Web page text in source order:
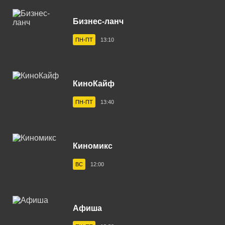
Верхняя Салда 102.6 FM
Владимир 102.9 FM
Волгоград 100.6 FM
Волгодонск 100.3 FM
Волхов 107.2 FM
Воркута 102.2 FM
Воткинск 94.1 FM
Вуктыл 100.3 FM
Бизнес-ланч
ПН-ПТ 13:10
КиноКайф
ПН-ПТ 13:40
Киномикс
ВС 12:00
Афиша